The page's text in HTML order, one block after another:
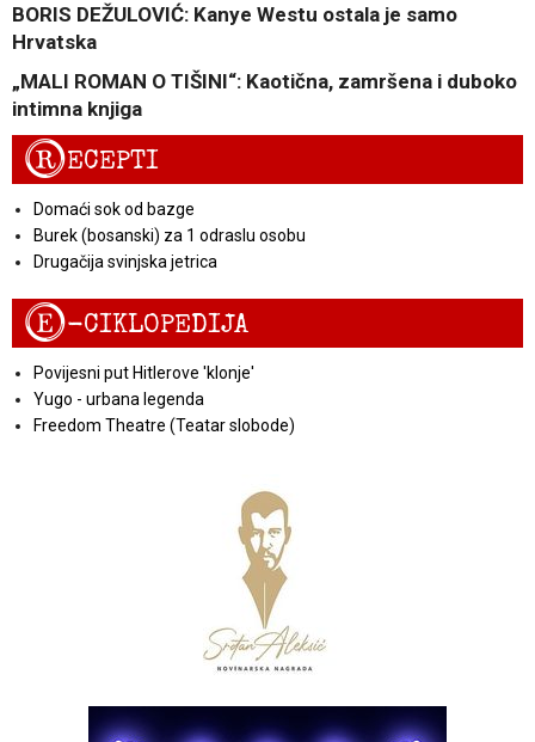
BORIS DEŽULOVIĆ: Kanye Westu ostala je samo
Hrvatska
„MALI ROMAN O TIŠINI“: Kaotična, zamršena i duboko
intimna knjiga
RECEPTI
Domaći sok od bazge
Burek (bosanski) za 1 odraslu osobu
Drugačija svinjska jetrica
E-CIKLOPEDIJA
Povijesni put Hitlerove 'klonje'
Yugo - urbana legenda
Freedom Theatre (Teatar slobode)